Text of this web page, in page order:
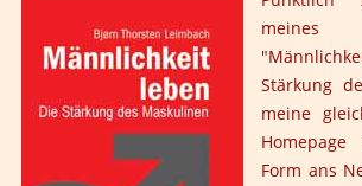
meines
Stärkung
meine
Form ans